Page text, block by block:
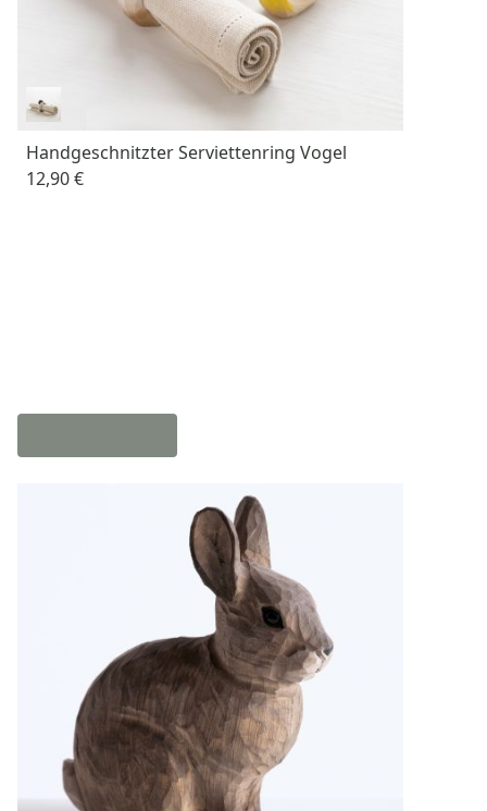
Handgeschnitzter Serviettenring Vogel
12,90 €